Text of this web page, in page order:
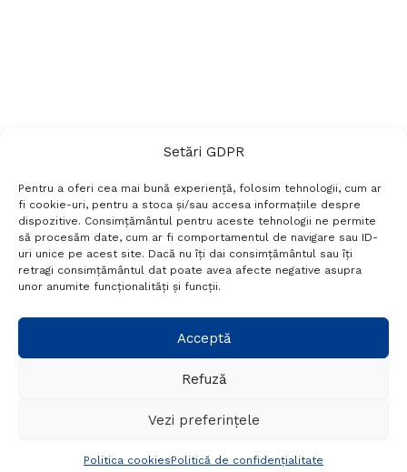
Setări GDPR
Pentru a oferi cea mai bună experiență, folosim tehnologii, cum ar
fi cookie-uri, pentru a stoca și/sau accesa informațiile despre
dispozitive. Consimțământul pentru aceste tehnologii ne permite
să procesăm date, cum ar fi comportamentul de navigare sau ID-
uri unice pe acest site. Dacă nu îți dai consimțământul sau îți
retragi consimțământul dat poate avea afecte negative asupra
unor anumite funcționalități și funcții.
Acceptă
Refuză
Vezi preferințele
Politica cookiesPolitică de confidențialitate
Termeni si conditii
Politică de confidențialitate
Politica cookies
Setări GDPR
+40 788 760 194